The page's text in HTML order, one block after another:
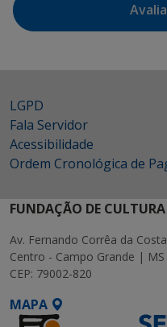
LGPD
Fala Servidor
Acessibilidade
Ordem Cronológica de
FUNDAÇÃO DE
Av. Fernando Corrêa da
Centro - Campo Grande | MS
CEP: 79002-820
MAPA